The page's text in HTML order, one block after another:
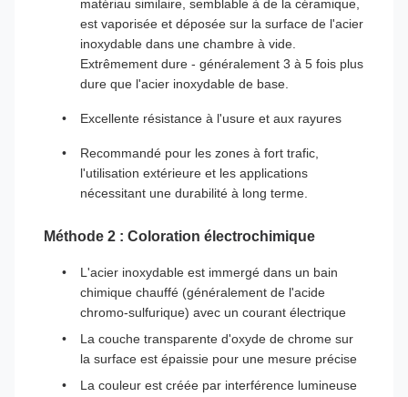
matériau similaire, semblable à de la céramique,
est vaporisée et déposée sur la surface de l'acier
inoxydable dans une chambre à vide.
Extrêmement dure - généralement 3 à 5 fois plus
dure que l'acier inoxydable de base.
Excellente résistance à l'usure et aux rayures
Recommandé pour les zones à fort trafic,
l'utilisation extérieure et les applications
nécessitant une durabilité à long terme.
Méthode 2 : Coloration électrochimique
L'acier inoxydable est immergé dans un bain
chimique chauffé (généralement de l'acide
chromo-sulfurique) avec un courant électrique
La couche transparente d'oxyde de chrome sur
la surface est épaissie pour une mesure précise
La couleur est créée par interférence lumineuse